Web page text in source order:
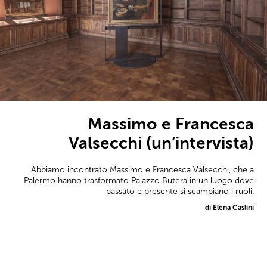
Massimo e Francesca
Valsecchi (un’intervista)
Abbiamo incontrato Massimo e Francesca Valsecchi, che a
Palermo hanno trasformato Palazzo Butera in un luogo dove
passato e presente si scambiano i ruoli.
di Elena Caslini